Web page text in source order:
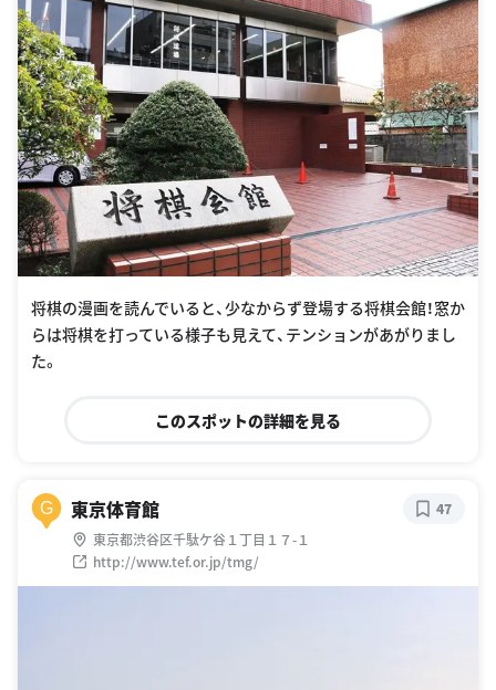
将棋の漫画を読んでいると、少なからず登場する将棋会館！窓か
らは将棋を打っている様子も見えて、テンションがあがりまし
た。
このスポットの詳細を見る
G 東京体育館
東京都渋谷区千駄ケ谷１丁目１７-１
http://www.tef.or.jp/tmg/
47